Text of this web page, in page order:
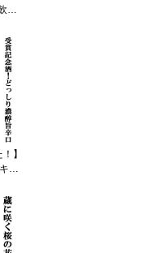
ん
酎
】
ン
り
】
酒
酒